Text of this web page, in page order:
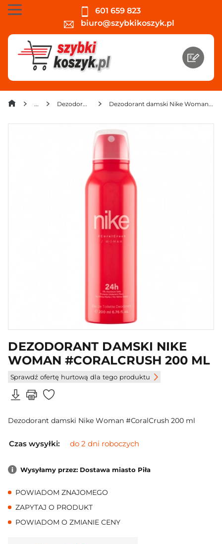
601 659 823
biuro@szybkikoszyk.pl
Dezodoranty spray Dezodorant damski Nike Woman #CoralCrush 200 ml
DEZODORANT DAMSKI NIKE
WOMAN #CORALCRUSH 200 ML
Sprawdź ofertę hurtową dla tego produktu
Dezodorant damski Nike Woman #CoralCrush 200 ml
Czas wysyłki: do 2 dni roboczych
Wysyłamy przez: Dostawa miasto Piła
POWIADOM ZNAJOMEGO
ZAPYTAJ O PRODUKT
POWIADOM O ZMIANIE CENY